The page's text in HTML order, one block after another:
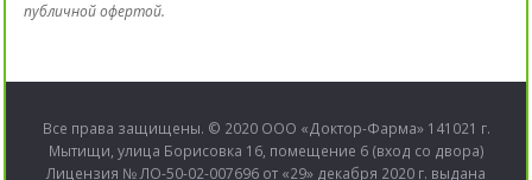
публичной офертой.
Все права защищены. © 2020 ООО «Доктор-Фарма» 141021 г.
Мытищи, улица Борисовка 16, помещение 6 (вход со двора)
Лицензия № ЛО-50-02-007696 от «29» декабря 2020 г. выдана